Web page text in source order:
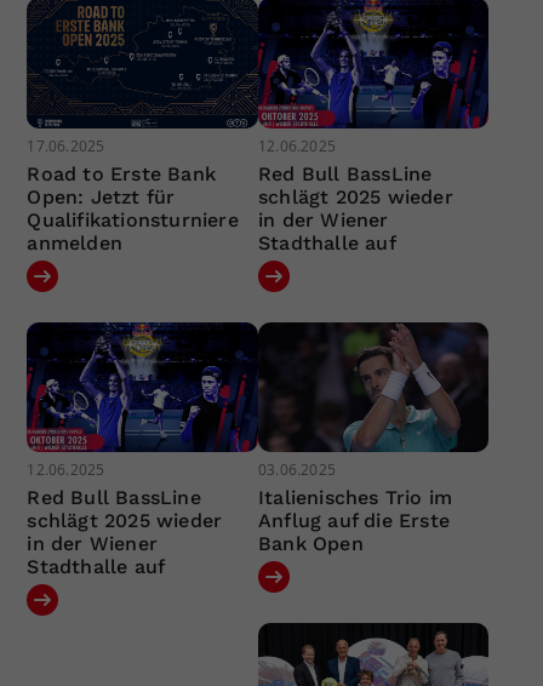
17.06.2025
Road to Erste Bank
Open: Jetzt für
Qualifikationsturniere
anmelden
12.06.2025
Red Bull BassLine
schlägt 2025 wieder
in der Wiener
Stadthalle auf
12.06.2025
Red Bull BassLine
schlägt 2025 wieder
in der Wiener
Stadthalle auf
03.06.2025
Italienisches Trio im
Anflug auf die Erste
Bank Open